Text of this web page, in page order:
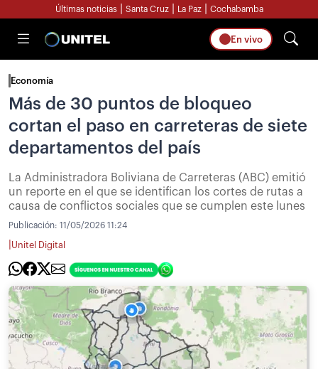
Últimas noticias Santa Cruz La Paz Cochabamba
En vivo
Economía
Más de 30 puntos de bloqueo
cortan el paso en carreteras de siete
departamentos del país
La Administradora Boliviana de Carreteras (ABC) emitió
un reporte en el que se identifican los cortes de rutas a
causa de conflictos sociales que se cumplen este lunes
Publicación: 11/05/2026 11:24
Unitel Digital